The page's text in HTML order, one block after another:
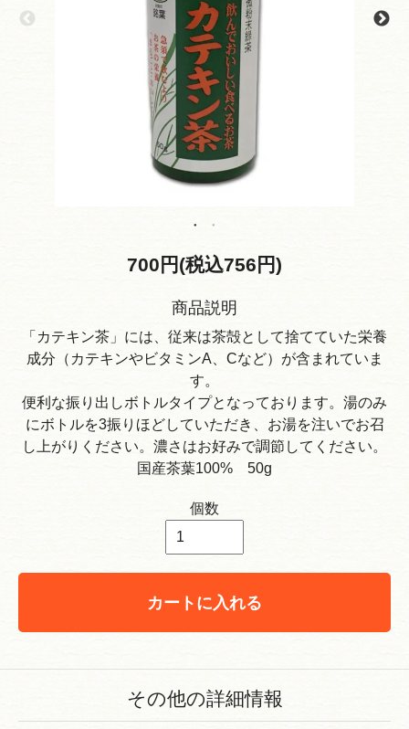
700円(税込756円)
商品説明
「カテキン茶」には、従来は茶殻として捨てていた栄養
成分（カテキンやビタミンA、Cなど）が含まれていま
す。
便利な振り出しボトルタイプとなっております。湯のみ
にボトルを3振りほどしていただき、お湯を注いでお召
し上がりください。濃さはお好みで調節してください。
国産茶葉100% 50g
個数
カートに入れる
その他の詳細情報